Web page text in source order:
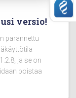
versio!
parannettu
ja se on
poistaa